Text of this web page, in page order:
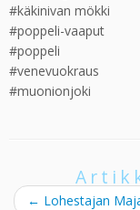
#käkinivan mökki
#poppeli-vaaput
#poppeli
#venevuokraus
#muonionjoki
← Lohestajan